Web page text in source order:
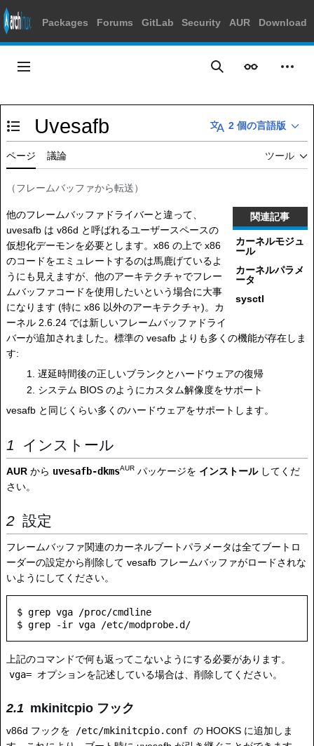
Packages Forums GitLab Security AUR Download
に
ス
キ
ッ
メインメニュー 検索 表示 個人
目次の表示・非表示を切り替え
Uvesafb 2 個の言語版
ページ 議論 ツール
（フレームバッファから転送）
関連記事
カーネルモジュ
ール
カーネルパラメ
ータ
sysctl
他のフレームバッファドライバーと違って、
uvesafb は v86d と呼ばれるユーザースペースの
仮想化デーモンを必要とします。x86 の上で x86
のコードをエミュレートするのは馬鹿げているよ
うにも見えますが、他のアーキテクチャでフレー
ムバッファコードを使用したいという場合に大事
になります (特に x86 以外のアーキテクチャ)。カ
ーネル 2.6.24 では新しいフレームバッファドライ
バーが追加されました。標準の vesafb よりも多くの機能が存在しま
す:
遅延時間後の正しいブランクとハードウェアの復帰
システム BIOS のようにカスタム解像度をサポート
vesafb と同じくらい多くのハードウェアをサポートします。
インストール
AUR から uvesafb-dkmsAUR パッケージを インストールしてくだ
さい。
設定
フレームバッファ関連のカーネルブートパラメータは全てブートロ
ーダーの設定から削除して vesafb フレームバッファがロードされな
いようにしてください。
$ grep vga /proc/cmdline
上記のコマンドで何も返ってこないようにする必要があります。
vga= オプションを記述している場合は、削除してください。
mkinitcpio フック
v86d フックを /etc/mkinitcpio.conf の HOOKS に追加しま